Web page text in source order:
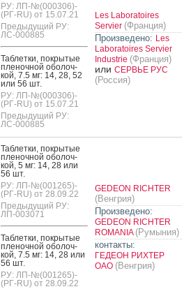
РУ: ЛП-№(000306)-
(РГ-RU) от 15.07.21
Предыдущий РУ:
ЛС-000885
Таб­летки, пок­ры­тые
пле­ноч­ной обо­лоч­
кой, 7.5 мг: 14, 28, 52
или 56 шт.
РУ: ЛП-№(000306)-
(РГ-RU) от 15.07.21
Предыдущий РУ:
ЛС-000885
Les Laboratoires
Servier (Франция)
Произведено: Les
Laboratoires Servier
Industrie (Франция)
или СЕРВЬЕ РУС
(Россия)
Таб­летки, пок­ры­тые
пле­ноч­ной обо­лоч­
кой, 5 мг: 14, 28 или
56 шт.
РУ: ЛП-№(001265)-
(РГ-RU) от 28.09.22
Предыдущий РУ:
ЛП-003071
Таб­летки, пок­ры­тые
пле­ноч­ной обо­лоч­
кой, 7.5 мг: 14, 28 или
56 шт.
РУ: ЛП-№(001265)-
(РГ-RU) от 28.09.22
GEDEON RICHTER
(Венгрия)
Произведено:
GEDEON RICHTER
ROMANIA (Румыния)
контакты:
ГЕДЕОН РИХТЕР
ОАО (Венгрия)